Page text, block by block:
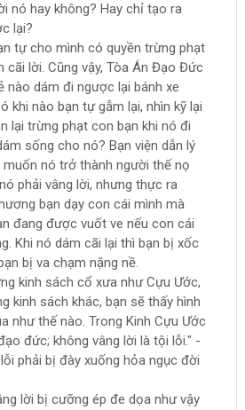
nó hay không? Hay chỉ tạo ra
lại?
tự cho mình có quyền trừng phạt
cãi lời. Cũng vậy, Tòa Án Đạo Đức
nào dám đi ngược lại bánh xe
khi nào bạn tự gẫm lại, nhìn kỹ lại
lại trừng phạt con bạn khi nó đi
sống cho nó? Bạn viện dẫn lý
muốn nó trở thành người thế nọ
phải vâng lời, nhưng thực ra
bạn dạy con cái mình mà
đang được vuốt ve nếu con cái
Khi nó dám cãi lại thì bạn bị xốc
bị va chạm nặng nề.
kinh sách cổ xưa như Cựu Ước,
kinh sách khác, bạn sẽ thấy hình
như thế nào. Trong Kinh Cựu Ước
đức; không vâng lời là tội lỗi." -
phải bị đày xuống hỏa ngục đời
lời bị cưỡng ép đe dọa như vậy